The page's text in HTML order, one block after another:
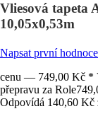
Vliesová tapeta
10,05x0,53m
Napsat první
cenu — 749,00 Kč *
přepravu za Role
Odpovídá 140,60 Kč